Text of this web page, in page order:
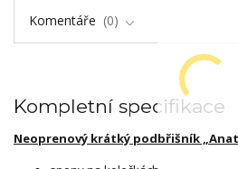
Komentáře
0
Kompletní specifikace
Neoprenový krátký podbřišník